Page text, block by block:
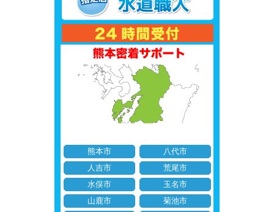
熊本市
八代市
人吉市
荒尾市
水俣市
玉名市
山鹿市
菊池市